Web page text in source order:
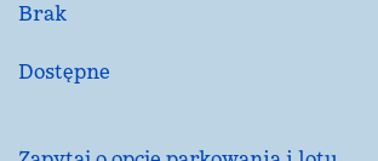
Brak
Dostępne